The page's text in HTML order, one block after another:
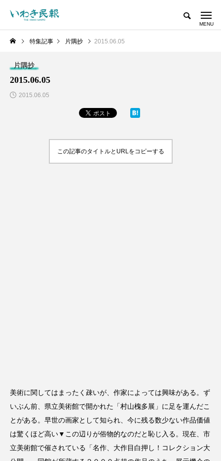
特集記事 片隅抄 2015.06.05
片隅抄
2015.06.05
2015.06.05
この記事のタイトルとURLをコピーする
美術に関してはまったく疎いが、作家によっては興味がある。ず
いぶん前、県立美術館で開かれた「村山槐多展」に足を運んだこ
とがある。早世の画家として知られ、今に残る数少ない作品価値
は驚くほど高い▼この辺りが俗物的なのだと恥じ入る。現在、市
立美術館で催されている「名作、大作目白押し！コレクション大